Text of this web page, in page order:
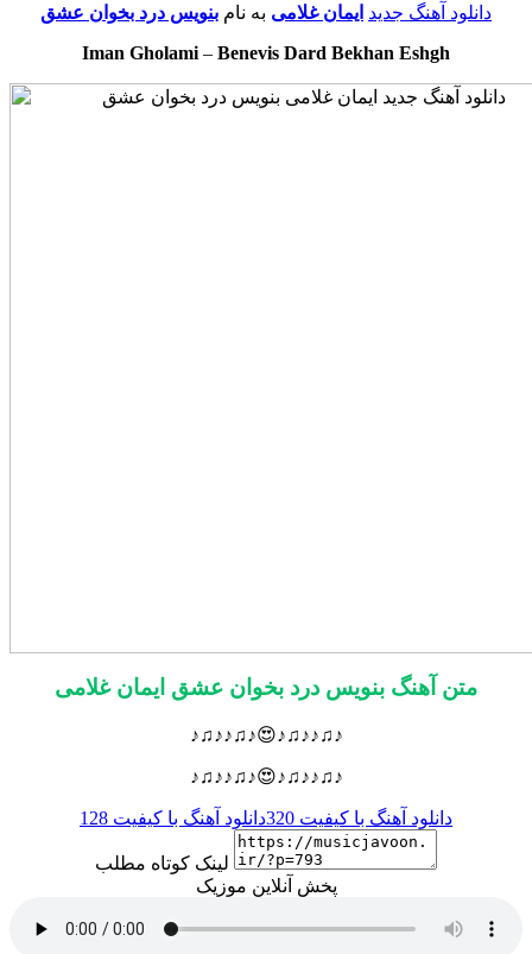
دانلود آهنگ جدید ایمان غلامی به نام بنویس درد بخوان عشق
Iman Gholami – Benevis Dard Bekhan Eshgh
متن آهنگ بنویس درد بخوان عشق ایمان غلامی
♪♫♪♪♫♪😍♪♫♪♪♫♪
♪♫♪♪♫♪😍♪♫♪♪♫♪
دانلود آهنگ با کیفیت 320 دانلود آهنگ با کیفیت 128
لینک کوتاه مطلب
پخش آنلاین موزیک